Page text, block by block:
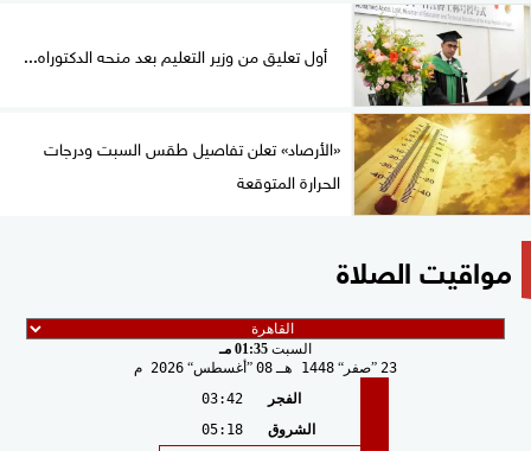
أول تعليق من وزير التعليم بعد منحه الدكتوراه...
«الأرصاد» تعلن تفاصيل طقس السبت ودرجات
الحرارة المتوقعة
مواقيت الصلاة
السبت 01:35 مـ
23 صفر 1448 هـ 08 أغسطس 2026 م
الفجر
03:42
الشروق
05:18